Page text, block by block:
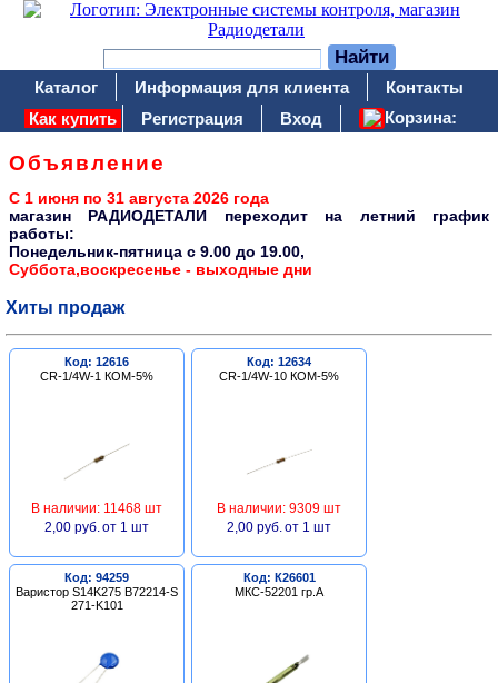
Каталог Информация для клиента
Контакты
Как купить
Регистрация Вход Корзина:
Объявление
С 1 июня по 31 августа 2026 года
магазин РАДИОДЕТАЛИ переходит на летний график
работы:
Понедельник-пятница c 9.00 до 19.00,
Суббота,воскресенье - выходные дни
Хиты продаж
Код: 12616
CR-1/4W-1 КОМ-5%
В наличии: 11468 шт
2,00 руб. от 1 шт
Код: 12634
CR-1/4W-10 КОМ-5%
В наличии: 9309 шт
2,00 руб. от 1 шт
Код: 94259
Варистор S14K275 B72214-S
271-K101
Код: К26601
МКС-52201 гр.А